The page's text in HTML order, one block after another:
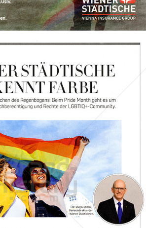
Bild-ID: 73965
Städtische Versicherung
VERSICHERUNG AG Vienna Insurance
Group
2022